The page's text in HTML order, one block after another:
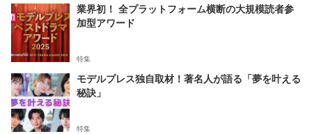
業界初！ 全プラットフォーム横断の大規模読者参
加型アワード
特集
モデルプレス独自取材！著名人が語る「夢を叶える
秘訣」
特集